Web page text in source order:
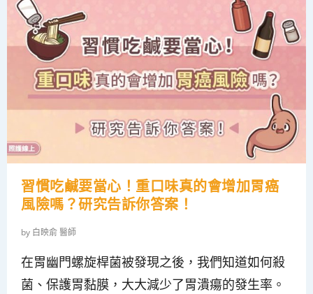
習慣吃鹹要當心！重口味真的會增加胃癌
風險嗎？研究告訴你答案！
by 白映俞 醫師
在胃幽門螺旋桿菌被發現之後，我們知道如何殺
菌、保護胃黏膜，大大減少了胃潰瘍的發生率。